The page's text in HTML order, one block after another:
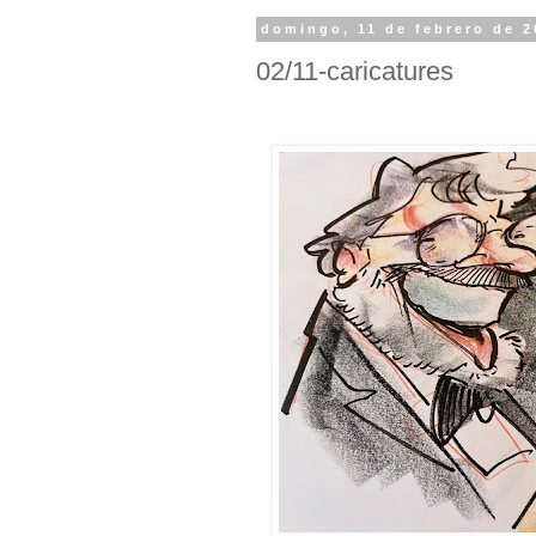
domingo, 11 de febrero de
02/11-caricatures